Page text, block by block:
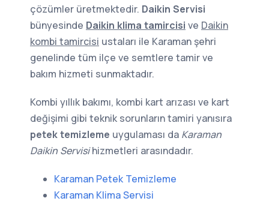
çözümler üretmektedir. Daikin Servisi
bünyesinde Daikin klima tamircisi ve Daikin
kombi tamircisi ustaları ile Karaman şehri
genelinde tüm ilçe ve semtlere tamir ve
bakım hizmeti sunmaktadır.
Kombi yıllık bakımı, kombi kart arızası ve kart
değişimi gibi teknik sorunların tamiri yanısıra
petek temizleme uygulaması da Karaman
Daikin Servisihizmetleri arasındadır.
Karaman Petek Temizleme
Karaman Klima Servisi